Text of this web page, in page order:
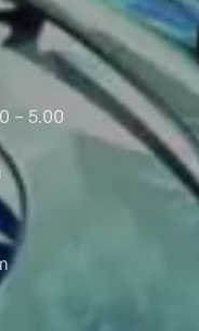
– 5.00